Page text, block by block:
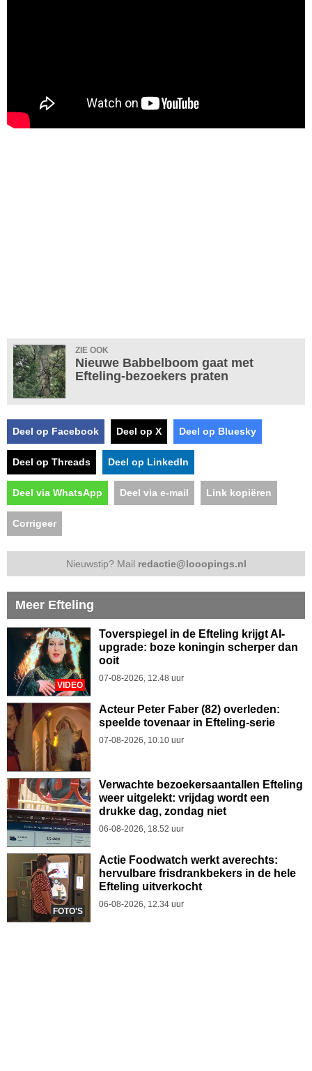
ZIE OOK
Nieuwe Babbelboom gaat met
Efteling-bezoekers praten
Deel op Facebook Deel op X Deel op Bluesky
Deel op Threads Deel op LinkedIn
Deel via WhatsApp Deel via e-mail Link kopiëren
Corrigeer
Nieuwstip? Mail redactie@looopings.nl
Meer Efteling
VIDEO
Toverspiegel in de Efteling krijgt AI-
upgrade: boze koningin scherper dan
ooit
07-08-2026, 12.48 uur
Acteur Peter Faber (82) overleden:
speelde tovenaar in Efteling-serie
07-08-2026, 10.10 uur
Verwachte bezoekersaantallen Efteling
weer uitgelekt: vrijdag wordt een
drukke dag, zondag niet
06-08-2026, 18.52 uur
FOTO'S
Actie Foodwatch werkt averechts:
hervulbare frisdrankbekers in de hele
Efteling uitverkocht
06-08-2026, 12.34 uur